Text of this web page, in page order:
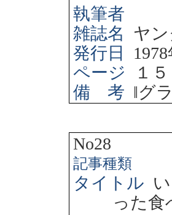
執筆者
雑誌名
ヤ
発行日
1978
ページ
１
備 考 ‖グ
No28
記事種類
タイトル
った